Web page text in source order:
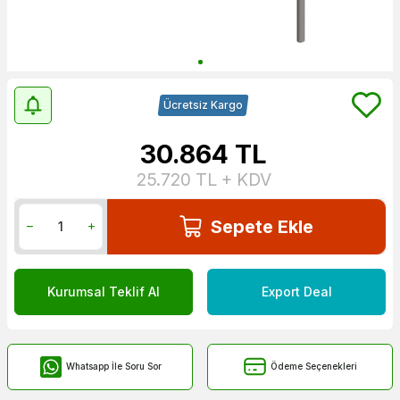
Ücretsiz Kargo
30.864 TL
25.720 TL + KDV
Sepete Ekle
Kurumsal Teklif Al Export Deal
Whatsapp İle Soru Sor Ödeme Seçenekleri